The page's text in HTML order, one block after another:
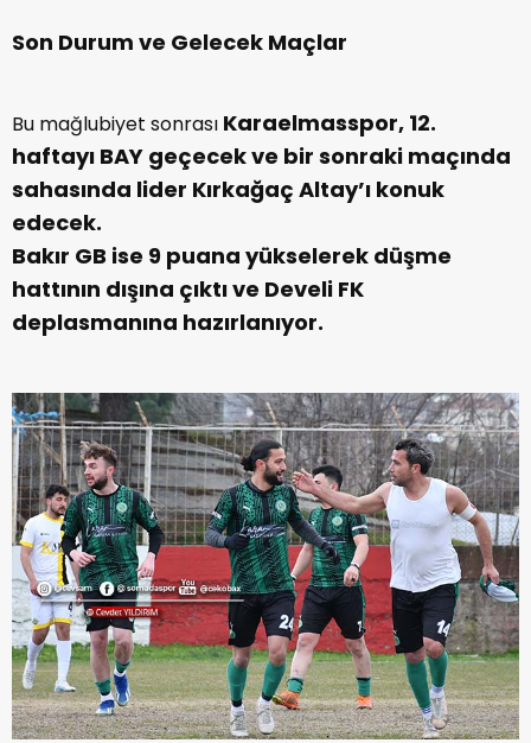
Son Durum ve Gelecek Maçlar
Bu mağlubiyet sonrası Karaelmasspor, 12.
haftayı BAY geçecek ve bir sonraki maçında
sahasında lider Kırkağaç Altay’ı konuk
edecek.
Bakır GB ise 9 puana yükselerek düşme
hattının dışına çıktı ve Develi FK
deplasmanına hazırlanıyor.